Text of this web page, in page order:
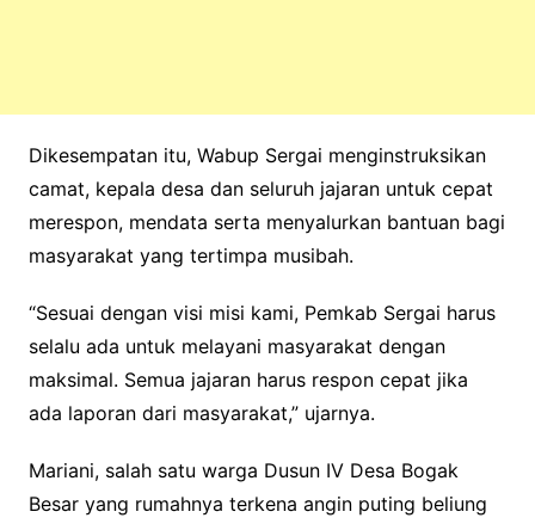
Dikesempatan itu, Wabup Sergai menginstruksikan
camat, kepala desa dan seluruh jajaran untuk cepat
merespon, mendata serta menyalurkan bantuan bagi
masyarakat yang tertimpa musibah.
“Sesuai dengan visi misi kami, Pemkab Sergai harus
selalu ada untuk melayani masyarakat dengan
maksimal. Semua jajaran harus respon cepat jika
ada laporan dari masyarakat,” ujarnya.
Mariani, salah satu warga Dusun IV Desa Bogak
Besar yang rumahnya terkena angin puting beliung